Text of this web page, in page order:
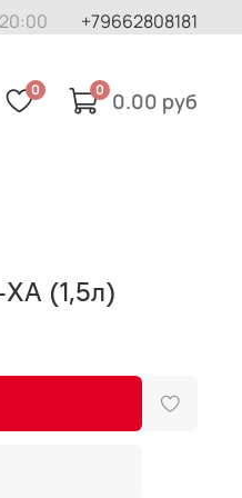
+79662808181
0 0 0.00 руб
(1,5л)